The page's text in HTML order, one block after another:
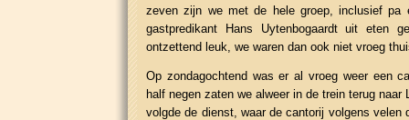
zeven zijn we met de hele groep, inclusief pa
gastpredikant Hans Uytenbogaardt uit eten
ontzettend leuk, we waren dan ook niet vroeg
Op zondagochtend was er al vroeg weer een
half negen zaten we alweer in de trein terug naar
volgde de dienst, waar de cantorij volgens velen